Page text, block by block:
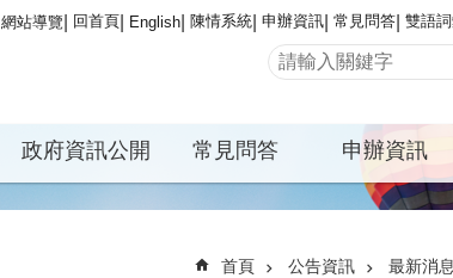
網站導覽 回首頁 English 陳情系統 申辦資訊 常見問答 雙語
政府資訊公開 常見問答 申辦資訊
首頁 公告資訊 最新消息